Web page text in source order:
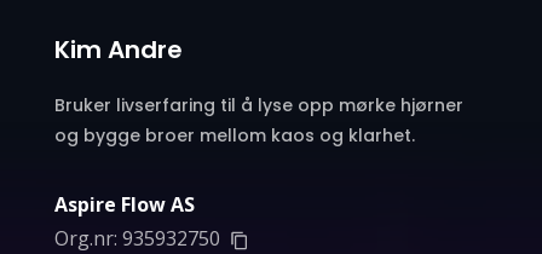
Kim Andre
Bruker livserfaring til å lyse opp mørke hjørner
og bygge broer mellom kaos og klarhet.
Aspire Flow AS
Org.nr: 935932750